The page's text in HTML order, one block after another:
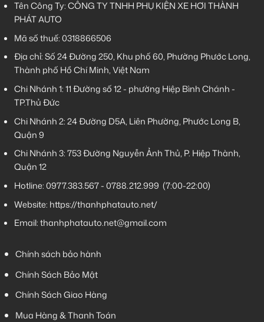
Tên Công Ty: CÔNG TY TNHH PHỤ KIỆN XE HƠI THÀNH
PHÁT AUTO
Mã số thuế: 0318866506
Địa chỉ: Số 24 Đường 250, Khu phố 60, Phường Phước Long,
Thành phố Hồ Chí Minh, Việt Nam
Chi Nhánh 1:11 Đường số 12 - phường Hiệp Bình Chánh -
TP.Thủ Đức
Chi Nhánh 2:24 Đường D5A, Liên Phường, Phước Long B,
Quận 9
Chi Nhánh 3:753 Đường Nguyễn Ảnh Thủ, P. Hiệp Thành,
Quận 12
Hotline:0977.383.567-0788.212.999 (7:00-22:00)
Website: https://thanhphatauto.net/
Email:thanhphatauto.net@gmail.com
Chính sách bảo hành
Chính Sách Bảo Mật
Chính Sách Giao Hàng
Mua Hàng & Thanh Toán